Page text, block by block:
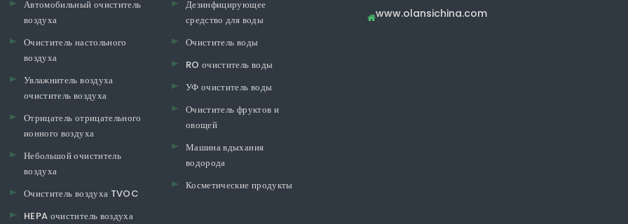
Автомобильный очиститель
воздуха
Очиститель настольного
воздуха
Увлажнитель воздуха
очиститель воздуха
Отрицатель отрицательного
ионного воздуха
Небольшой очиститель
воздуха
Очиститель воздуха TVOC
HEPA очиститель воздуха
Дезинфицирующее
средство для воды
Очиститель воды
RO очиститель воды
УФ очиститель воды
Очиститель фруктов и
овощей
Машина вдыхания
водорода
Косметические продукты
www.olansichina.com